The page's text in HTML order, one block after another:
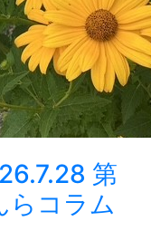
第
らコラム